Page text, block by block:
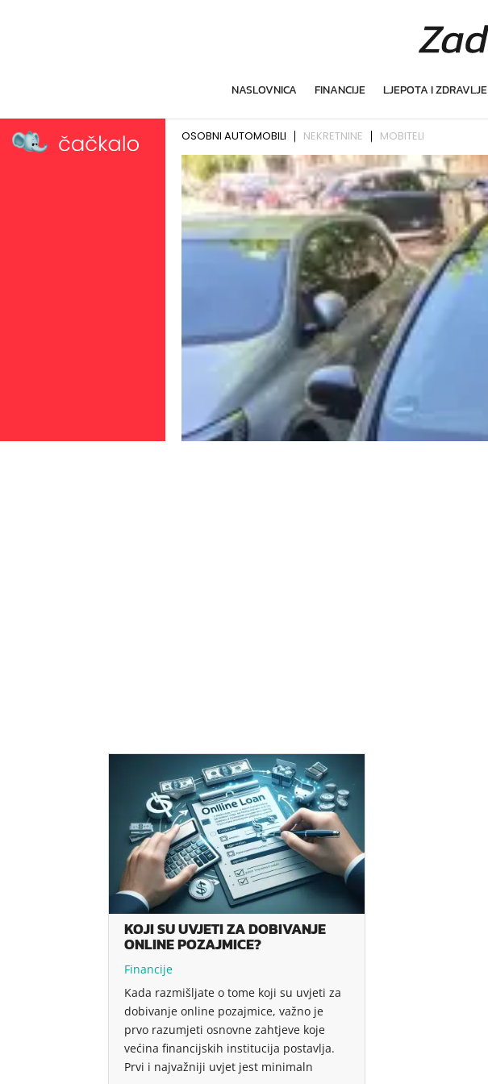
NASLOVNICA FINANCIJE LJEPOTA I ZDRAVLJE
KOJI SU UVJETI ZA DOBIVANJE
ONLINE POZAJMICE?
Financije
Kada razmišljate o tome koji su uvjeti za
dobivanje online pozajmice, važno je
prvo razumjeti osnovne zahtjeve koje
većina financijskih institucija postavlja.
Prvi i najvažniji uvjet jest minimaln